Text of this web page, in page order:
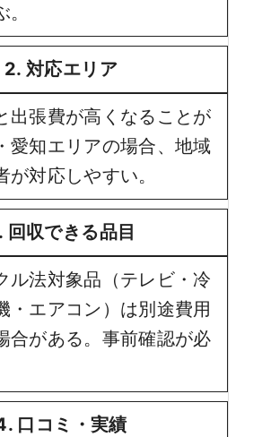
2. 対応エリア
出張費が高くなることが
愛知エリアの場合、地域
が対応しやすい。
回収できる品目
ル法対象品（テレビ・冷
・エアコン）は別途費用
合がある。事前確認が必
口コミ・実績